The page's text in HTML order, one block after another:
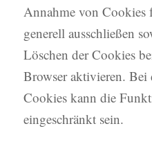
Annahme von Cookies
generell ausschließen
Löschen der Cookies
Browser aktivieren.
Cookies kann die
eingeschränkt sein.